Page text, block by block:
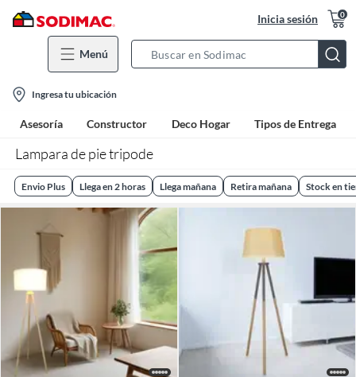
Inicia sesión 0
Menú
Bar
location-
icon
Ingresa tu ubicación
Asesoría Constructor Deco Hogar Tipos de Entrega
Lampara de pie tripode
Envio Plus Llega en 2 horas Llega mañana Retira mañana Stock en